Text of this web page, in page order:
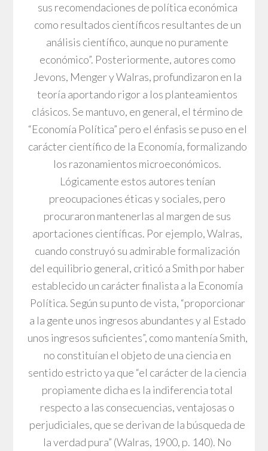
sus recomendaciones de política económica
como resultados científicos resultantes de un
análisis científico, aunque no puramente
económico”. Posteriormente, autores como
Jevons, Menger y Walras, profundizaron en la
teoría aportando rigor a los planteamientos
clásicos. Se mantuvo, en general, el término de
“Economía Política” pero el énfasis se puso en el
carácter científico de la Economía, formalizando
los razonamientos microeconómicos.
Lógicamente estos autores tenían
preocupaciones éticas y sociales, pero
procuraron mantenerlas al margen de sus
aportaciones científicas. Por ejemplo, Walras,
cuando construyó su admirable formalización
del equilibrio general, criticó a Smith por haber
establecido un carácter finalista a la Economía
Política. Según su punto de vista, “proporcionar
a la gente unos ingresos abundantes y al Estado
unos ingresos suficientes”, como mantenía Smith,
no constituían el objeto de una ciencia en
sentido estricto ya que “el carácter de la ciencia
propiamente dicha es la indiferencia total
respecto a las consecuencias, ventajosas o
perjudiciales, que se derivan de la búsqueda de
la verdad pura” (Walras, 1900, p. 140). No